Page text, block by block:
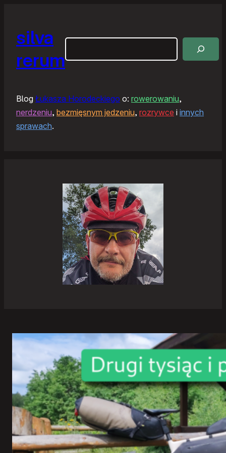
silva
rerum
Blog Łukasza Horodeckiego o: rowerowaniu,
nerdzeniu, bezmięsnym jedzeniu, rozrywce i innych
sprawach.